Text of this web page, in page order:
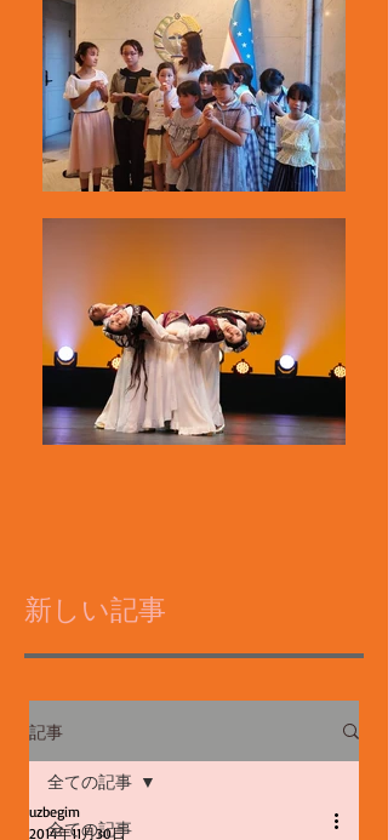
新しい記事
記事
全ての記事
全ての記事
uzbegim
2014年11月30日